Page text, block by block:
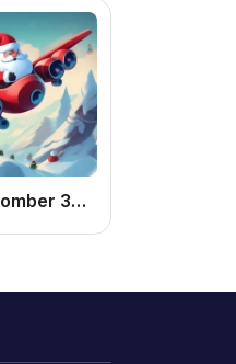
Santa Bomber 3D: Jogo de Ação Online Grátis com Bombas e Estratégia